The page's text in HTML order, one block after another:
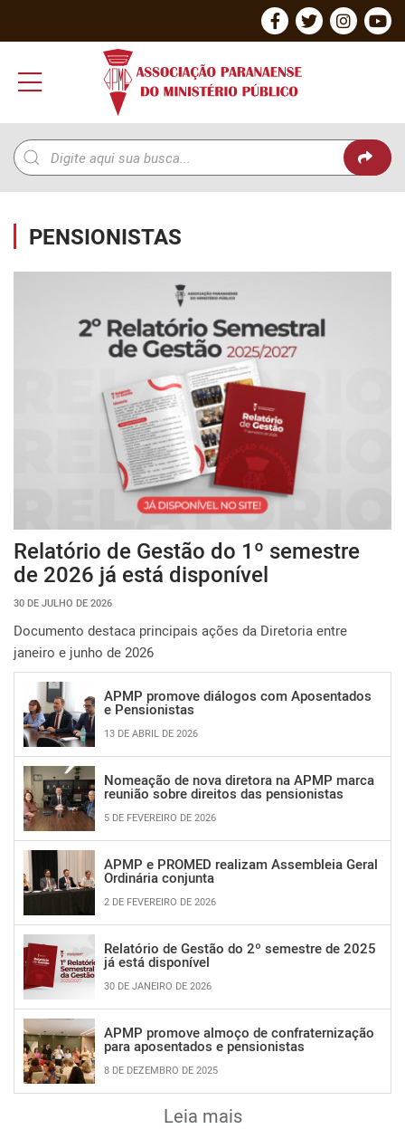
PENSIONISTAS
Relatório de Gestão do 1º semestre
de 2026 já está disponível
30 DE JULHO DE 2026
Documento destaca principais ações da Diretoria entre
janeiro e junho de 2026
APMP promove diálogos com Aposentados
e Pensionistas
13 DE ABRIL DE 2026
Nomeação de nova diretora na APMP marca
reunião sobre direitos das pensionistas
5 DE FEVEREIRO DE 2026
APMP e PROMED realizam Assembleia Geral
Ordinária conjunta
2 DE FEVEREIRO DE 2026
Relatório de Gestão do 2º semestre de 2025
já está disponível
30 DE JANEIRO DE 2026
APMP promove almoço de confraternização
para aposentados e pensionistas
8 DE DEZEMBRO DE 2025
Leia mais